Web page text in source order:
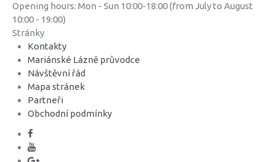
Opening hours: Mon - Sun 10:00-18:00 (from July to August
10:00 - 19:00)
Stránky
Kontakty
Mariánské Lázně průvodce
Návštěvní řád
Mapa stránek
Partneři
Obchodní podmínky